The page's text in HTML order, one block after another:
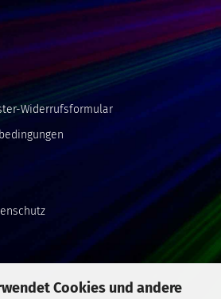
Cookies und andere
Widerrufsformular